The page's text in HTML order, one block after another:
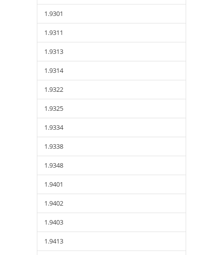
1.9301
1.9311
1.9313
1.9314
1.9322
1.9325
1.9334
1.9338
1.9348
1.9401
1.9402
1.9403
1.9413